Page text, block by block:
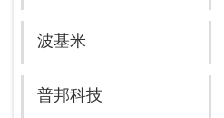
波基米
普邦科技